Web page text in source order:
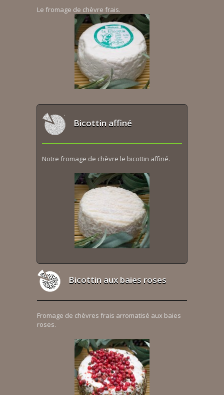
Le fromage de chèvre frais.
Bicottin affiné
Notre fromage de chèvre le bicottin affiné.
Bicottin aux baies roses
Fromage de chèvres frais arromatisé aux baies
roses.